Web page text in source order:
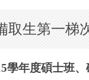
取生第一梯
學年度碩士班